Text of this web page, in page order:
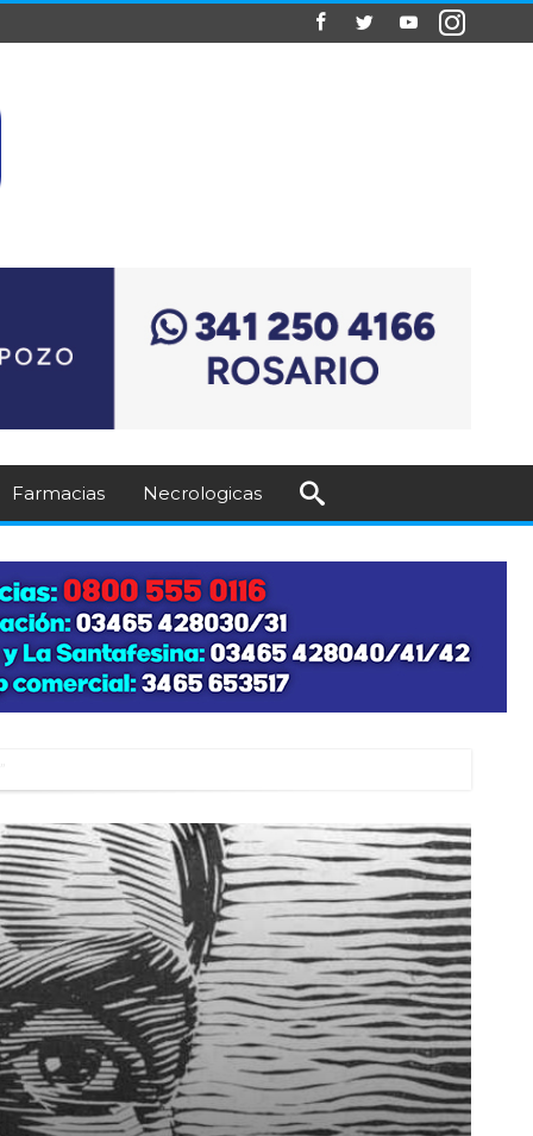
Farmacias Necrologicas
posible su nacimiento